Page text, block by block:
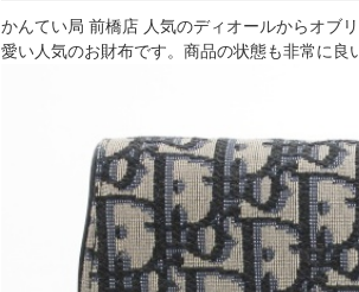
かんてい局 前橋店 人気のディオールからオブ
愛い人気のお財布です。商品の状態も非常に